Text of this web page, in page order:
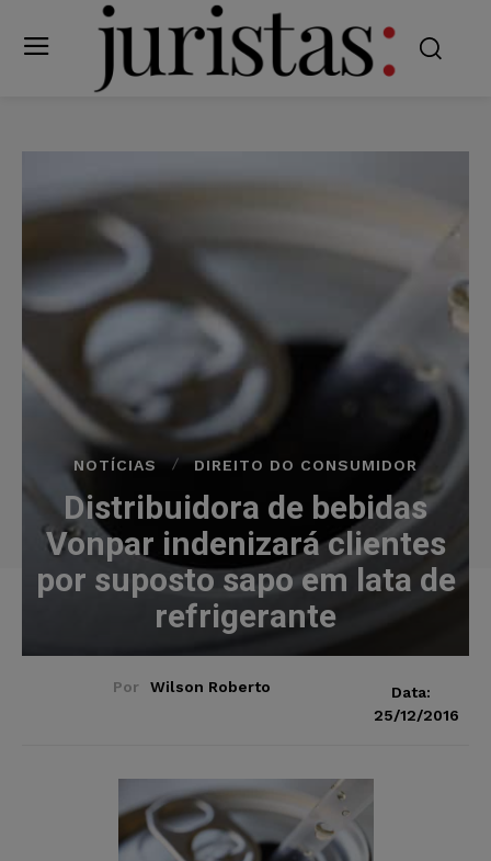
NOTÍCIAS DIREITO DO CONSUMIDOR
Distribuidora de bebidas
Vonpar indenizará clientes
por suposto sapo em lata de
refrigerante
Por Wilson Roberto
Data:
25/12/2016